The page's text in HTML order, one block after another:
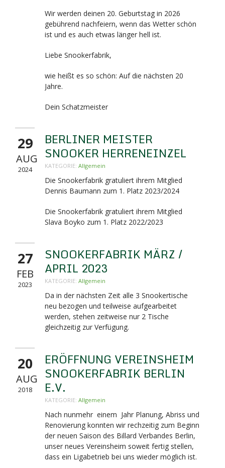
Wir werden deinen 20. Geburtstag in 2026
gebührend nachfeiern, wenn das Wetter schön
ist und es auch etwas länger hell ist.
Liebe Snookerfabrik,
wie heißt es so schön: Auf die nächsten 20
Jahre.
Dein Schatzmeister
29
AUG
2024
BERLINER MEISTER
SNOOKER HERRENEINZEL
KATEGORIE: Allgemein
Die Snookerfabrik gratuliert ihrem Mitglied
Dennis Baumann zum 1. Platz 2023/2024
Die Snookerfabrik gratuliert ihrem Mitglied
Slava Boyko zum 1. Platz 2022/2023
27
FEB
2023
SNOOKERFABRIK MÄRZ /
APRIL 2023
KATEGORIE: Allgemein
Da in der nächsten Zeit alle 3 Snookertische
neu bezogen und teilweise aufgearbeitet
werden, stehen zeitweise nur 2 Tische
gleichzeitig zur Verfügung.
20
AUG
2018
ERÖFFNUNG VEREINSHEIM
SNOOKERFABRIK BERLIN
E.V.
KATEGORIE: Allgemein
Nach nunmehr einem Jahr Planung, Abriss und
Renovierung konnten wir rechzeitig zum Beginn
der neuen Saison des Billard Verbandes Berlin,
unser neues Vereinsheim soweit fertig stellen,
dass ein Ligabetrieb bei uns wieder möglich ist.